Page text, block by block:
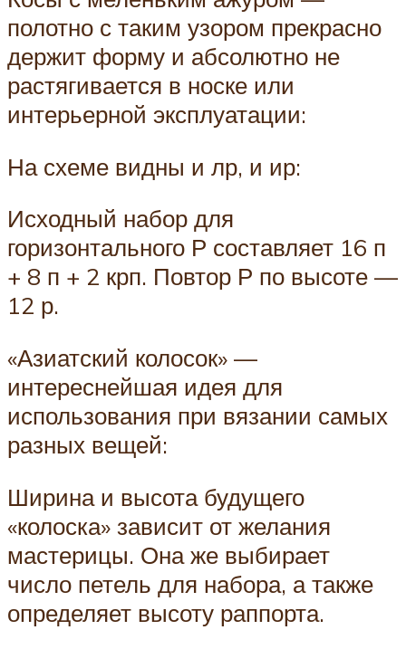
полотно с таким узором прекрасно
держит форму и абсолютно не
растягивается в носке или
интерьерной эксплуатации:
На схеме видны и лр, и ир:
Исходный набор для
горизонтального Р составляет 16 п
+ 8 п + 2 крп. Повтор Р по высоте —
12 р.
«Азиатский колосок» —
интереснейшая идея для
использования при вязании самых
разных вещей:
Ширина и высота будущего
«колоска» зависит от желания
мастерицы. Она же выбирает
число петель для набора, а также
определяет высоту раппорта.